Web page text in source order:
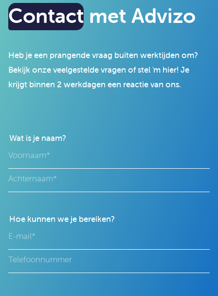
Contact met Advizo
Heb je een prangende vraag buiten werktijden om?
Bekijk onze veelgestelde vragen of stel 'm hier! Je
krijgt binnen 2 werkdagen een reactie van ons.
Wat is je naam?
Hoe kunnen we je bereiken?